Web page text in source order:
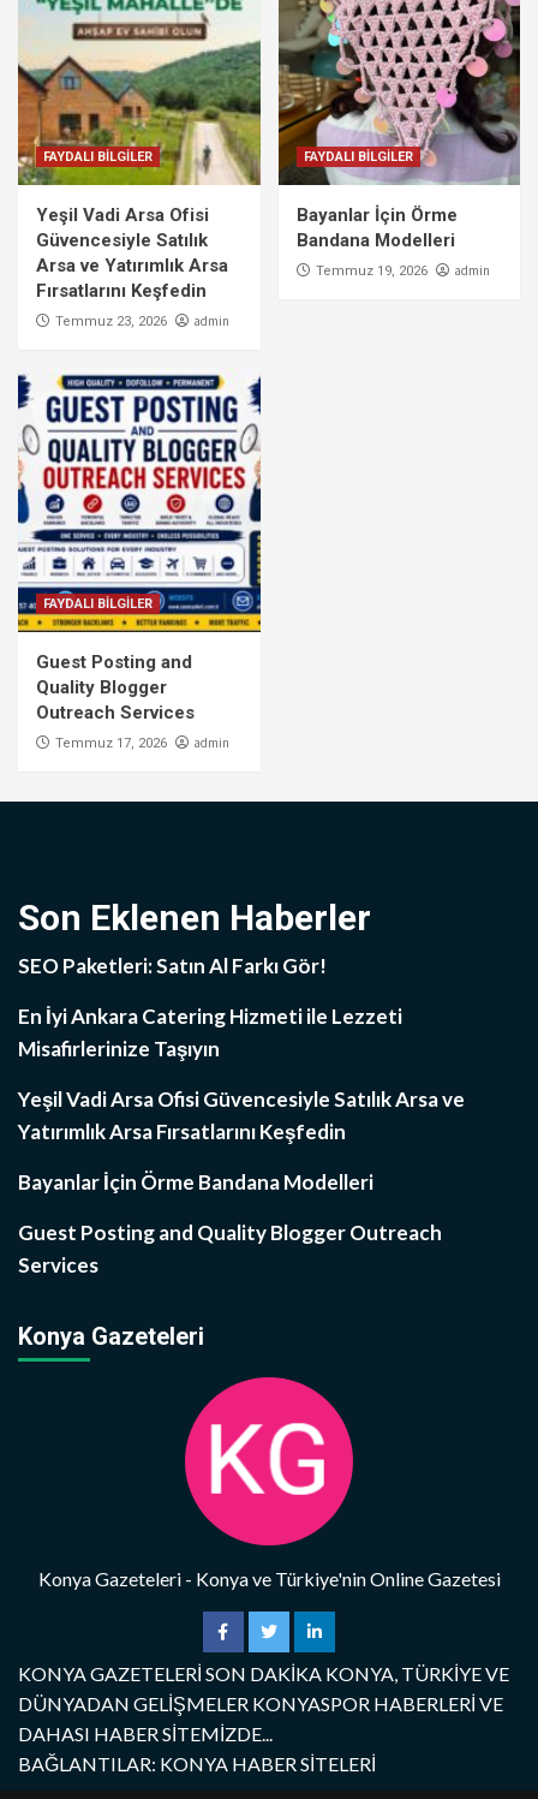
FAYDALI BİLGİLER
Yeşil Vadi Arsa Ofisi
Güvencesiyle Satılık
Arsa ve Yatırımlık Arsa
Fırsatlarını Keşfedin
Temmuz 23, 2026 admin
FAYDALI BİLGİLER
Bayanlar İçin Örme
Bandana Modelleri
Temmuz 19, 2026 admin
FAYDALI BİLGİLER
Guest Posting and
Quality Blogger
Outreach Services
Temmuz 17, 2026 admin
Son Eklenen Haberler
SEO Paketleri: Satın Al Farkı Gör!
En İyi Ankara Catering Hizmeti ile Lezzeti
Misafirlerinize Taşıyın
Yeşil Vadi Arsa Ofisi Güvencesiyle Satılık Arsa ve
Yatırımlık Arsa Fırsatlarını Keşfedin
Bayanlar İçin Örme Bandana Modelleri
Guest Posting and Quality Blogger Outreach
Services
Konya Gazeteleri
Konya Gazeteleri - Konya ve Türkiye'nin Online Gazetesi
KONYA GAZETELERİ SON DAKİKA KONYA, TÜRKİYE VE
DÜNYADAN GELİŞMELER KONYASPOR HABERLERİ VE
DAHASI HABER SİTEMİZDE...
BAĞLANTILAR: KONYA HABER SİTELERİ